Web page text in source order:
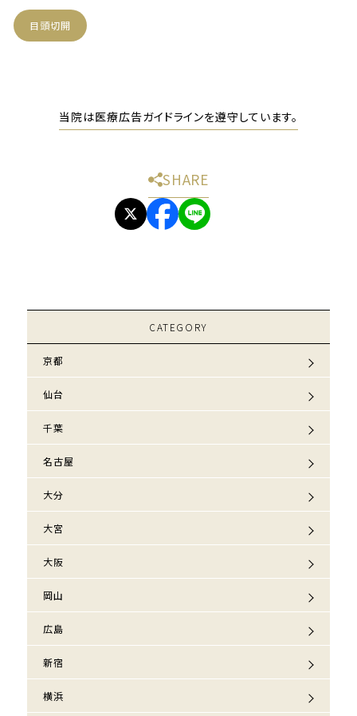
目頭切開
当院は医療広告ガイドラインを遵守しています。
SHARE
CATEGORY
京都
仙台
千葉
名古屋
大分
大宮
大阪
岡山
広島
新宿
横浜